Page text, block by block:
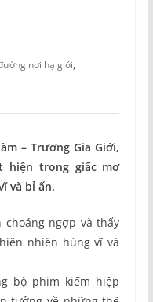
nơi hạ giới,
– Trương Gia Giới,
hiện trong giấc mơ
và bỉ ấn.
ngợp và thấy
nhiên hùng vĩ và
bộ phim kiếm hiệp